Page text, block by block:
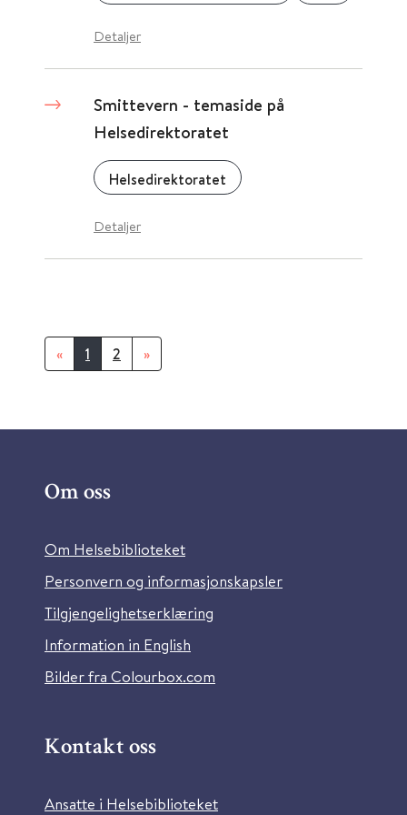
Detaljer
Smittevern - temaside på
Helsedirektoratet
Helsedirektoratet
Detaljer
« 1 2 »
Om oss
Om Helsebiblioteket
Personvern og informasjonskapsler
Tilgjengelighetserklæring
Information in English
Bilder fra Colourbox.com
Kontakt oss
Ansatte i Helsebiblioteket